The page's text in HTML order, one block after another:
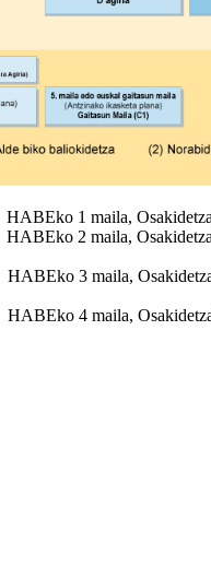
1 maila,
2 maila,
3 maila,
4 maila,